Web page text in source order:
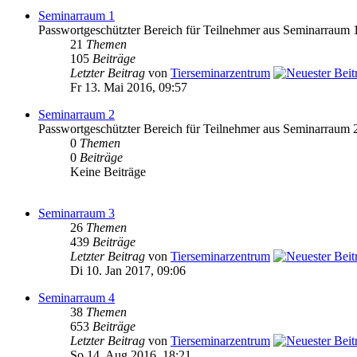
Seminarraum 1
Passwortgeschützter Bereich für Teilnehmer aus Seminarraum
21 Themen
105 Beiträge
Letzter Beitrag von Tierseminarzentrum
Fr 13. Mai 2016, 09:57
Seminarraum 2
Passwortgeschützter Bereich für Teilnehmer aus Seminarraum
0 Themen
0 Beiträge
Keine Beiträge
Seminarraum 3
26 Themen
439 Beiträge
Letzter Beitrag von Tierseminarzentrum
Di 10. Jan 2017, 09:06
Seminarraum 4
38 Themen
653 Beiträge
Letzter Beitrag von Tierseminarzentrum